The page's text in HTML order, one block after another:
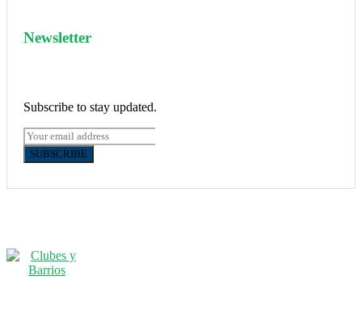
Newsletter
Subscribe to stay updated.
SUBSCRIBE